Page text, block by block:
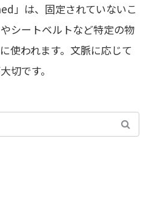
」は、固定されていないこ
シートベルトなど特定の物
使われます。文脈に応じて
切です。